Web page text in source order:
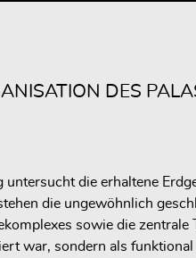
DES
untersucht die erhaltene
die ungewöhnlich
sowie die
war, sondern als